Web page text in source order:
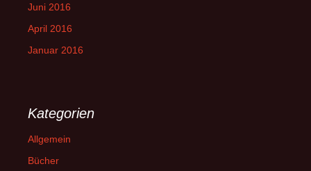
Juni 2016
April 2016
Januar 2016
Kategorien
Allgemein
Bücher